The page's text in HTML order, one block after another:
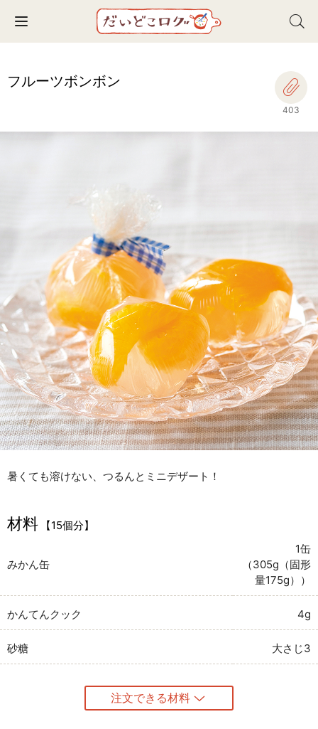
Toggle navigation
フルーツボンボン
403
暑くても溶けない、つるんとミニデザート！
材料 【15個分】
みかん缶
1缶
（305g（固形
量175g））
かんてんクック 4g
砂糖 大さじ3
注文できる材料